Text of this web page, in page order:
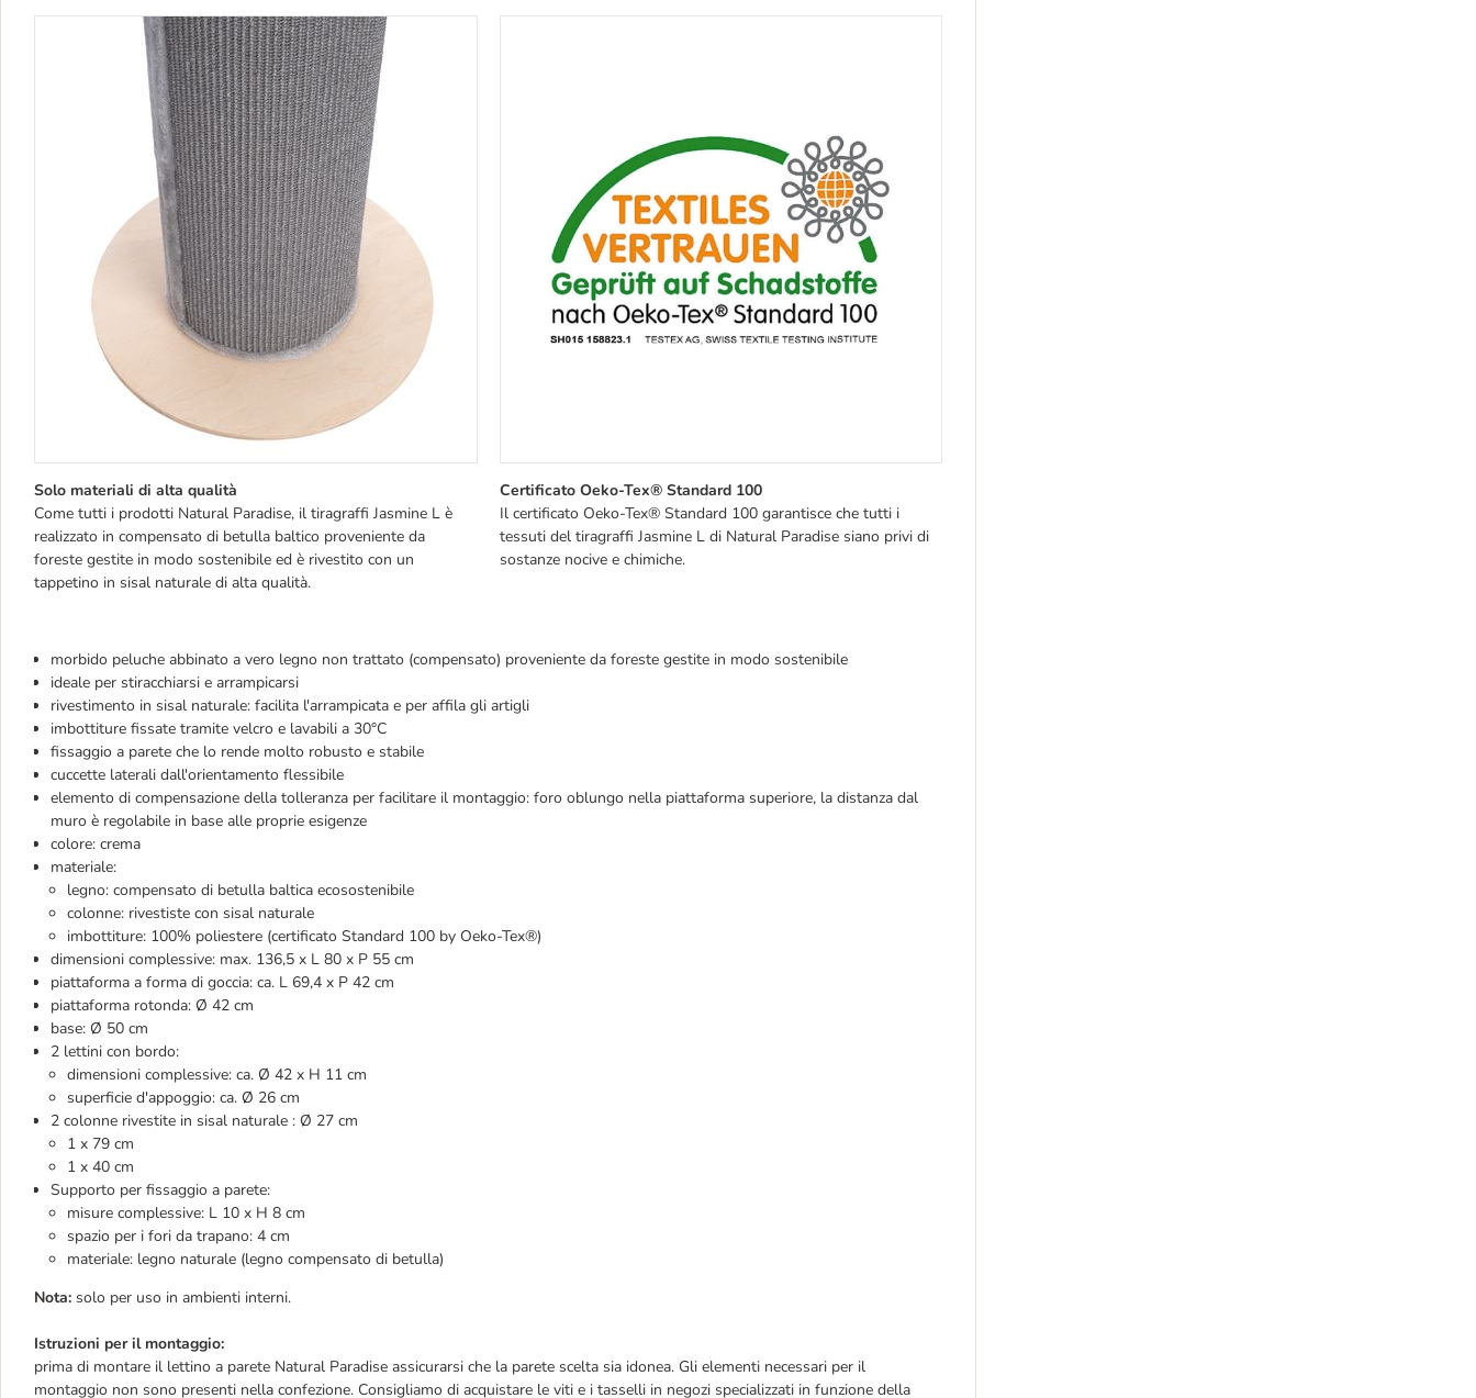
Solo materiali di alta qualità
Come tutti i prodotti Natural Paradise, il tiragraffi Jasmine L è
realizzato in compensato di betulla baltico proveniente da
foreste gestite in modo sostenibile ed è rivestito con un
tappetino in sisal naturale di alta qualità.
Certificato Oeko-Tex® Standard 100
Il certificato Oeko-Tex® Standard 100 garantisce che tutti i
tessuti del tiragraffi Jasmine L di Natural Paradise siano privi di
sostanze nocive e chimiche.
morbido peluche abbinato a vero legno non trattato (compensato) proveniente da foreste gestite in modo sostenibile
ideale per stiracchiarsi e arrampicarsi
rivestimento in sisal naturale: facilita l'arrampicata e per affila gli artigli
imbottiture fissate tramite velcro e lavabili a 30°C
fissaggio a parete che lo rende molto robusto e stabile
cuccette laterali dall'orientamento flessibile
elemento di compensazione della tolleranza per facilitare il montaggio: foro oblungo nella piattaforma superiore, la distanza dal
muro è regolabile in base alle proprie esigenze
colore: crema
materiale:
legno: compensato di betulla baltica ecosostenibile
colonne: rivestiste con sisal naturale
imbottiture: 100% poliestere (certificato Standard 100 by Oeko-Tex®)
dimensioni complessive: max. 136,5 x L 80 x P 55 cm
piattaforma a forma di goccia: ca. L 69,4 x P 42 cm
piattaforma rotonda: Ø 42 cm
base: Ø 50 cm
2 lettini con bordo:
dimensioni complessive: ca. Ø 42 x H 11 cm
superficie d'appoggio: ca. Ø 26 cm
2 colonne rivestite in sisal naturale : Ø 27 cm
1 x 79 cm
1 x 40 cm
Supporto per fissaggio a parete:
misure complessive: L 10 x H 8 cm
spazio per i fori da trapano: 4 cm
materiale: legno naturale (legno compensato di betulla)
Nota: solo per uso in ambienti interni.
Istruzioni per il montaggio:
prima di montare il lettino a parete Natural Paradise assicurarsi che la parete scelta sia idonea. Gli elementi necessari per il
montaggio non sono presenti nella confezione. Consigliamo di acquistare le viti e i tasselli in negozi specializzati in funzione della